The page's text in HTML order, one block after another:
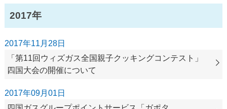
2017年
2017年11月28日
「第11回ウィズガス全国親子クッキングコンテスト」
四国大会の開催について
2017年09月01日